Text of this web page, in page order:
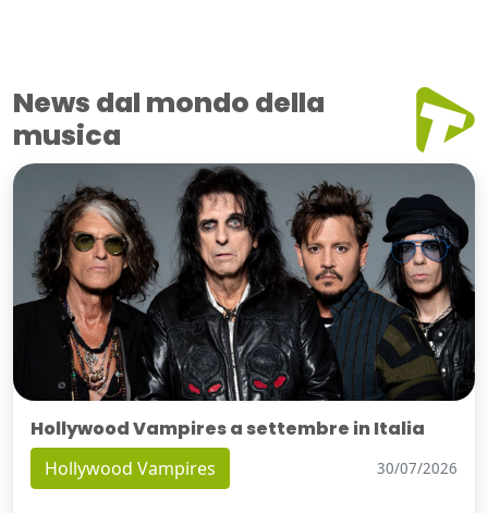
News dal mondo della
musica
Hollywood Vampires a settembre in Italia
Hollywood Vampires 30/07/2026